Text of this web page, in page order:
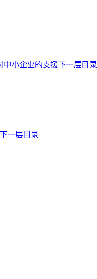
中小企业的支援下一层目录
一层目录